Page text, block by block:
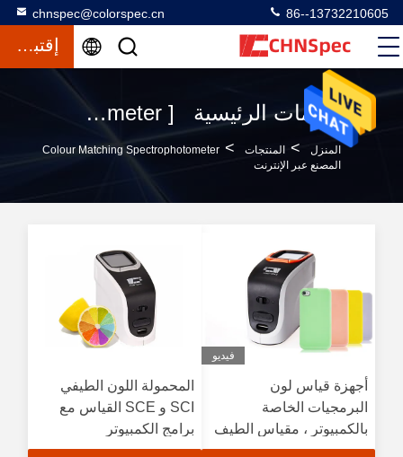
chnspec@colorspec.cn 86--13732210605
إقتباس
الكلمات الرئيسية [ colour matching spectrophotometer ] تطابق 120 المنتجات
المنزل > المنتجات >
Colour Matching Spectrophotometer
المصنع عبر الإنترنت
فيديو
أجهزة قياس لون
البرمجيات الخاصة
بالكمبيوتر ، مقياس الطيف
باليد (CLEDs) الإضاءة
المحمولة اللون الطيفي
SCI و SCE القياس مع
برامج الكمبيوتر